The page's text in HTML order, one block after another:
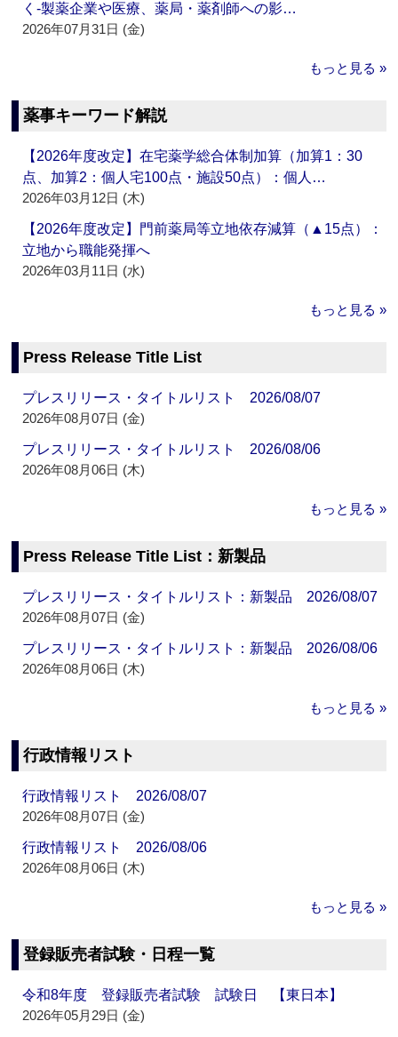
く‐製薬企業や医療、薬局・薬剤師への影…
2026年07月31日 (金)
もっと見る »
薬事キーワード解説
【2026年度改定】在宅薬学総合体制加算（加算1：30
点、加算2：個人宅100点・施設50点）：個人…
2026年03月12日 (木)
【2026年度改定】門前薬局等立地依存減算（▲15点）：
立地から職能発揮へ
2026年03月11日 (水)
もっと見る »
Press Release Title List
プレスリリース・タイトルリスト 2026/08/07
2026年08月07日 (金)
プレスリリース・タイトルリスト 2026/08/06
2026年08月06日 (木)
もっと見る »
Press Release Title List：新製品
プレスリリース・タイトルリスト：新製品 2026/08/07
2026年08月07日 (金)
プレスリリース・タイトルリスト：新製品 2026/08/06
2026年08月06日 (木)
もっと見る »
行政情報リスト
行政情報リスト 2026/08/07
2026年08月07日 (金)
行政情報リスト 2026/08/06
2026年08月06日 (木)
もっと見る »
登録販売者試験・日程一覧
令和8年度 登録販売者試験 試験日 【東日本】
2026年05月29日 (金)